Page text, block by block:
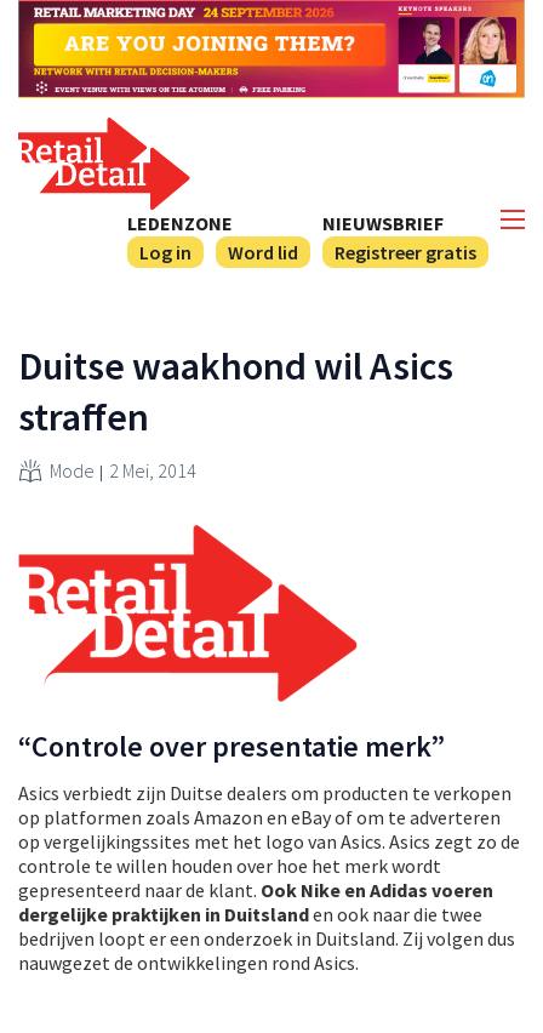
NIEUWSBRIEF
Registreer gratis
LEDENZONE
Log in
Word lid
Duitse waakhond wil Asics
straffen
Mode 2 Mei, 2014
“Controle over presentatie merk”
Asics verbiedt zijn Duitse dealers om producten te verkopen
op platformen zoals Amazon en eBay of om te adverteren
op vergelijkingssites met het logo van Asics. Asics zegt zo de
controle te willen houden over hoe het merk wordt
gepresenteerd naar de klant. Ook Nike en Adidas voeren
dergelijke praktijken in Duitslanden ook naar die twee
bedrijven loopt er een onderzoek in Duitsland. Zij volgen dus
nauwgezet de ontwikkelingen rond Asics.